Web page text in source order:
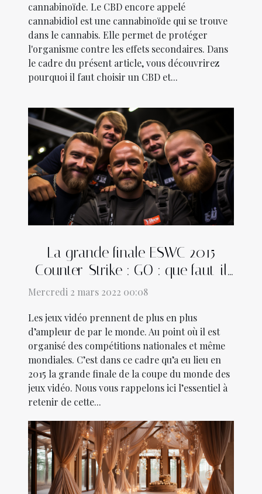
cannabinoïde. Le CBD encore appelé
cannabidiol est une cannabinoïde qui se trouve
dans le cannabis. Elle permet de protéger
l'organisme contre les effets secondaires. Dans
le cadre du présent article, vous découvrirez
pourquoi il faut choisir un CBD et...
La grande finale ESWC 2015
Counter-Strike : GO : que faut-il
retenir ?
Mercredi 2 mars 2022 00:08
Les jeux vidéo prennent de plus en plus
d’ampleur de par le monde. Au point où il est
organisé des compétitions nationales et même
mondiales. C’est dans ce cadre qu’a eu lieu en
2015 la grande finale de la coupe du monde des
jeux vidéo. Nous vous rappelons ici l’essentiel à
retenir de cette...